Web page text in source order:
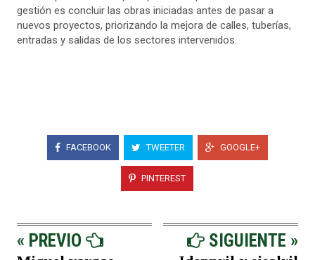
gestión es concluir las obras iniciadas antes de pasar a
nuevos proyectos, priorizando la mejora de calles, tuberías,
entradas y salidas de los sectores intervenidos.
FACEBOOK TWEETER GOOGLE+
PINTEREST
« PREVIO SIGUIENTE »